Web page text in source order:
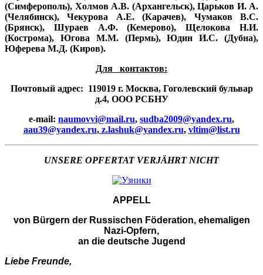
(Симферополь), Холмов А.В. (Архангельск), Царьков И. А.
(Челябинск), Чекурова А.Е. (Карачев), Чумаков В.С.
(Брянск), Шураев А.Ф. (Кемерово), Щелокова Н.И.
(Кострома), Югова М.М. (Пермь), Юдин И.С. (Дубна),
Юферева М.Д. (Киров).
Для контактов:
Почтовый адрес: 119019 г. Москва, Гоголевский бульвар
д.4, ООО РСБНУ
e-mail: naumovvi@mail.ru, sudba2009@yandex.ru,
aau39@yandex.ru,z.lashuk@yandex.ru, vltim@list.ru
UNSERE OPFERTAT VERJÄHRT NICHT
APPELL
von Bürgern der Russischen Föderation, ehemaligen
Nazi-Opfern,
an die deutsche Jugend
Liebe Freunde,